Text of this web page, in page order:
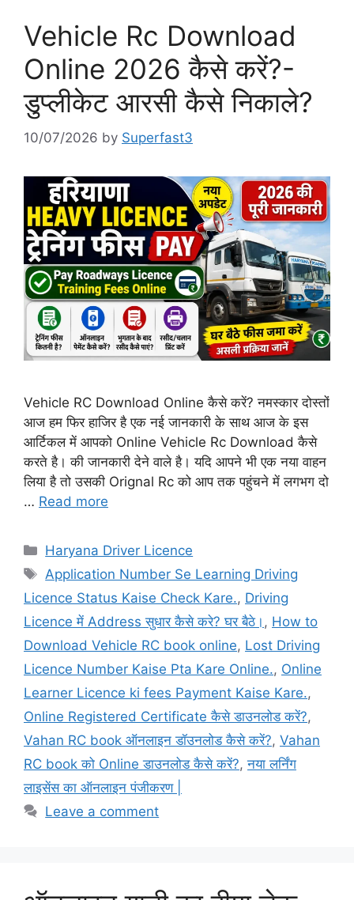
Vehicle Rc Download
Online 2026 कैसे करें?-
डुप्लीकेट आरसी कैसे निकाले?
10/07/2026 by Superfast3
Vehicle RC Download Online कैसे करें? नमस्कार दोस्तों
आज हम फिर हाजिर है एक नई जानकारी के साथ आज के इस
आर्टिकल में आपको Online Vehicle Rc Download कैसे
करते है। की जानकारी देने वाले है। यदि आपने भी एक नया वाहन
लिया है तो उसकी Orignal Rc को आप तक पहुंचने में लगभग दो
… Read more
Categories
Haryana Driver Licence
Tags
Application Number Se Learning Driving
Licence Status Kaise Check Kare., Driving
Licence में Address सुधार कैसे करे? घर बैठे। , How to
Download Vehicle RC book online, Lost Driving
Licence Number Kaise Pta Kare Online., Online
Learner Licence ki fees Payment Kaise Kare.,
Online Registered Certificate कैसे डाउनलोड करें?,
Vahan RC book ऑनलाइन डॉउनलोड कैसे करें?, Vahan
RC book को Online डाउनलोड कैसे करें?,नया लर्निंग
लाइसेंस का ऑनलाइन पंजीकरण |
Leave a comment